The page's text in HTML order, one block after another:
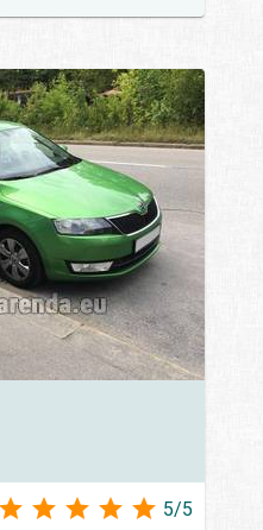
5/5